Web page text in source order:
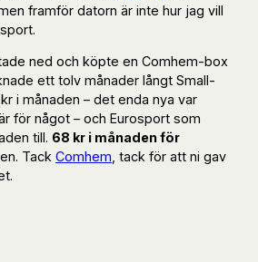
framför datorn är inte hur jag vill
ned och köpte en Comhem-box
ett tolv månader långt Small-
i månaden – det enda nya var
för något – och Eurosport som
till. 68 kr i månaden för
Tack Comhem , tack för att ni gav